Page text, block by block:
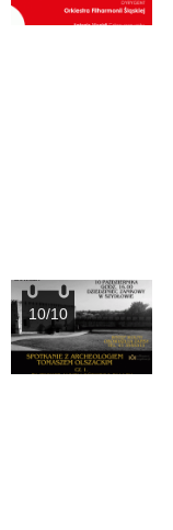
10/10